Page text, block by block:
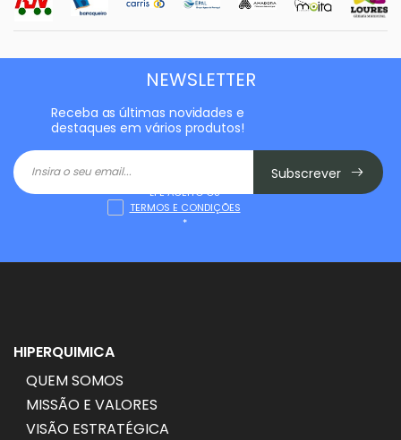
NEWSLETTER
Receba as últimas novidades e
destaques em vários produtos!
Subscrever
LI E ACEITO OS
TERMOS E CONDIÇÕES
*
HIPERQUIMICA
QUEM SOMOS
MISSÃO E VALORES
VISÃO ESTRATÉGICA